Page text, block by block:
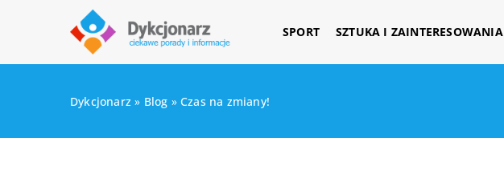
SPORT SZTUKA I ZAINTERESOWANIA
Dykcjonarz » Blog »Czas na zmiany!